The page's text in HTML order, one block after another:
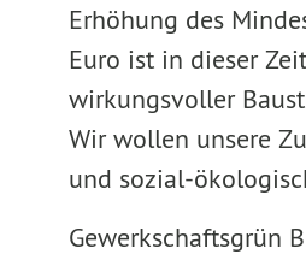
Erhöhung des
Euro ist in dieser
wirkungsvoller
Wir wollen unsere
und sozial-
Gewerkschaftsgrün